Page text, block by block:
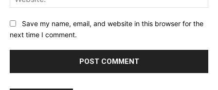
Save my name, email, and website in this browser for the
next time I comment.